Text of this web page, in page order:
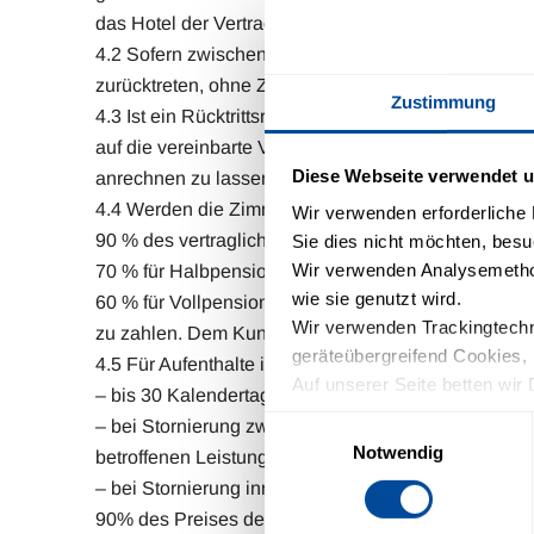
Zustimmung
Diese Webseite verwendet
Wir verwenden
Sie dies nicht möchten,
Wir verwenden
wie sie genutzt wird.
Wir verwenden
geräteübergreifend
Auf unserer Seite betten wir
Einfluss.
Zukunft widerrufen. Mehr
Einwilligungsauswahl
Notwendig
das Hotel der Vertragsaufhebung ausdrücklich
4.2 Sofern zwischen dem Hotel und dem Kunden
zurücktreten, ohne Zahlungs- oder
4.3 Ist ein Rücktrittsrecht nicht vereinbart oder
auf die vereinbarte Vergütung trotz
anrechnen zu lassen.
4.4 Werden die Zimmer nicht anderweitig
90 % des vertraglich vereinbarten Preises für
70 % für Halbpensionsarrangements und
60 % für Vollpensionsarrangements
zu zahlen. Dem Kunden steht der Nachweis frei,
4.5 Für Aufenthalte im Zeitraum von Weihnachten
– bis 30 Kalendertage vor dem vereinbarten
– bei Stornierung zwischen 29 und 10
betroffenen Leistungen,
– bei Stornierung innerhalb von 9 Kalendertagen
90% des Preises der betroffenen Leistungen.